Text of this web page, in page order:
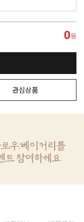
0원
관심상품